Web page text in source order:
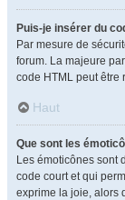
Puis-je insérer du
Par mesure de
forum. La majeure
code HTML peut être
Haut
Que sont les
Les émoticônes sont
code court et qui
exprime la joie, alors